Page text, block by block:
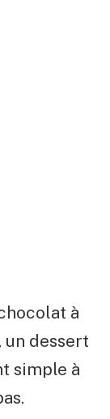
à
un dessert
simple à